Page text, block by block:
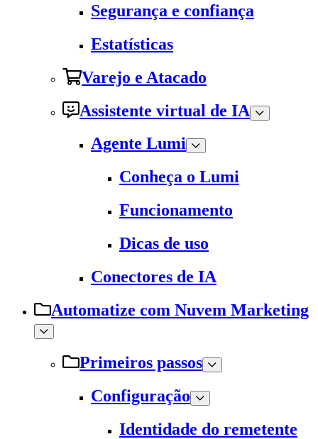
Segurança e confiança
Estatísticas
Varejo e Atacado
Assistente virtual de IA
Agente Lumi
Conheça o Lumi
Funcionamento
Dicas de uso
Conectores de IA
Automatize com Nuvem Marketing
Primeiros passos
Configuração
Identidade do remetente